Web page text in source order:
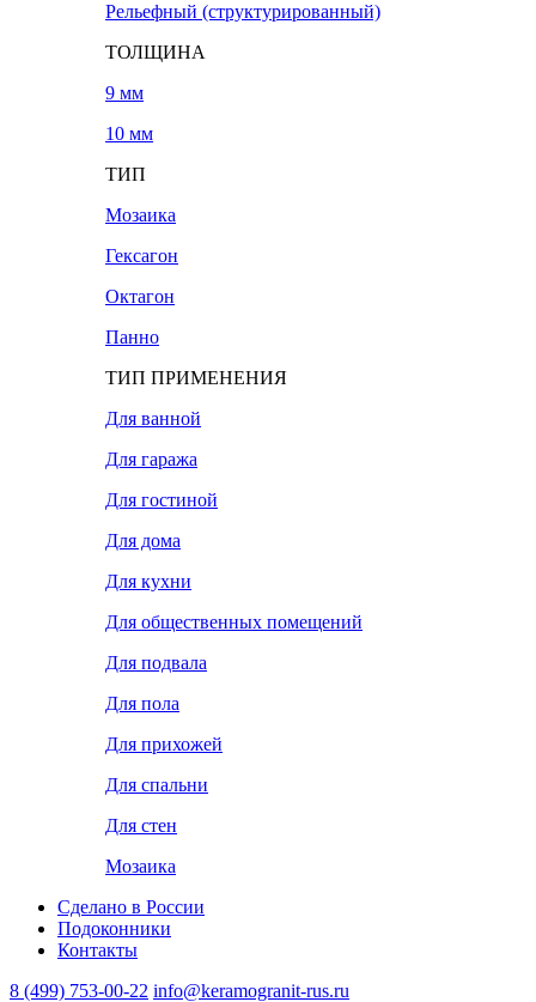
Рельефный (структурированный)
ТОЛЩИНА
9 мм
10 мм
ТИП
Мозаика
Гексагон
Октагон
Панно
ТИП ПРИМЕНЕНИЯ
Для ванной
Для гаража
Для гостиной
Для дома
Для кухни
Для общественных помещений
Для подвала
Для пола
Для прихожей
Для спальни
Для стен
Мозаика
Сделано в России
Подоконники
Контакты
8 (499) 753-00-22 info@keramogranit-rus.ru